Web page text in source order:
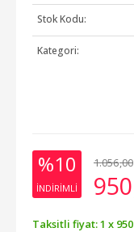
Stok Kodu:
Kategori:
%10
INDIRIMLI
1.056,00
950
Taksitli fiyat: 1 x 950